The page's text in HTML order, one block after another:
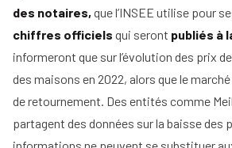
des notaires, que l’INSEE utilise pour
chiffres officiels qui seront publiés à
informeront que sur l’évolution des prix
des maisons en 2022, alors que le
de retournement. Des entités comme
partagent des données sur la baisse des